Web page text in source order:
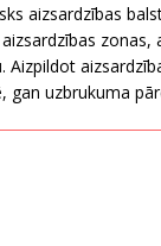
aizsardzības
zonas,
gan uzbrukuma